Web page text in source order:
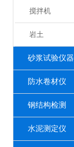
搅拌机
岩土
砂浆试验仪器
防水卷材仪
钢结构检测
水泥测定仪